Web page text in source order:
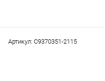
Артикул: С9370351-2115